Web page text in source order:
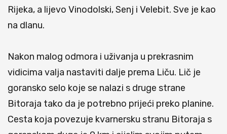
Rijeka, a lijevo Vinodolski, Senj i Velebit. Sve je kao
na dlanu.
Nakon malog odmora i uživanja u prekrasnim
vidicima valja nastaviti dalje prema Liču. Lič je
goransko selo koje se nalazi s druge strane
Bitoraja tako da je potrebno prijeći preko planine.
Cesta koja povezuje kvarnersku stranu Bitoraja s